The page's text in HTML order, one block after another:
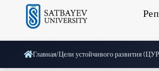
Главная/Цели устойчивого развития